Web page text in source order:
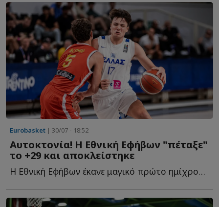
Eurobasket | 30/07 - 18:52
Αυτοκτονία! Η Εθνική Εφήβων "πέταξε"
το +29 και αποκλείστηκε
Η Εθνική Εφήβων έκανε μαγικό πρώτο ημίχρονο, αλλά καταστροφικό δ...